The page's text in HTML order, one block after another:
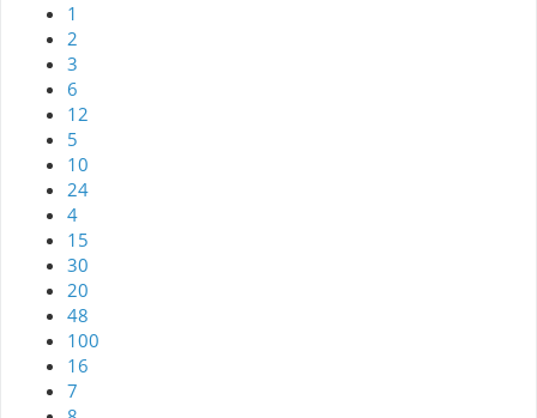
1
2
3
6
12
5
10
24
4
15
30
20
48
100
16
7